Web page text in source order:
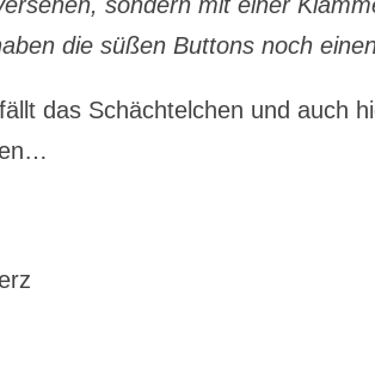
die süßen Buttons noch
das Schächtelchen und auch